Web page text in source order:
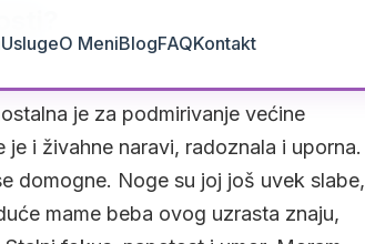
UslugeO MeniBlogFAQKontakt
je za podmirivanje većine
i živahne naravi, radoznala i uporna.
domogne. Noge su joj još uvek slabe,
mame beba ovog uzrasta znaju,